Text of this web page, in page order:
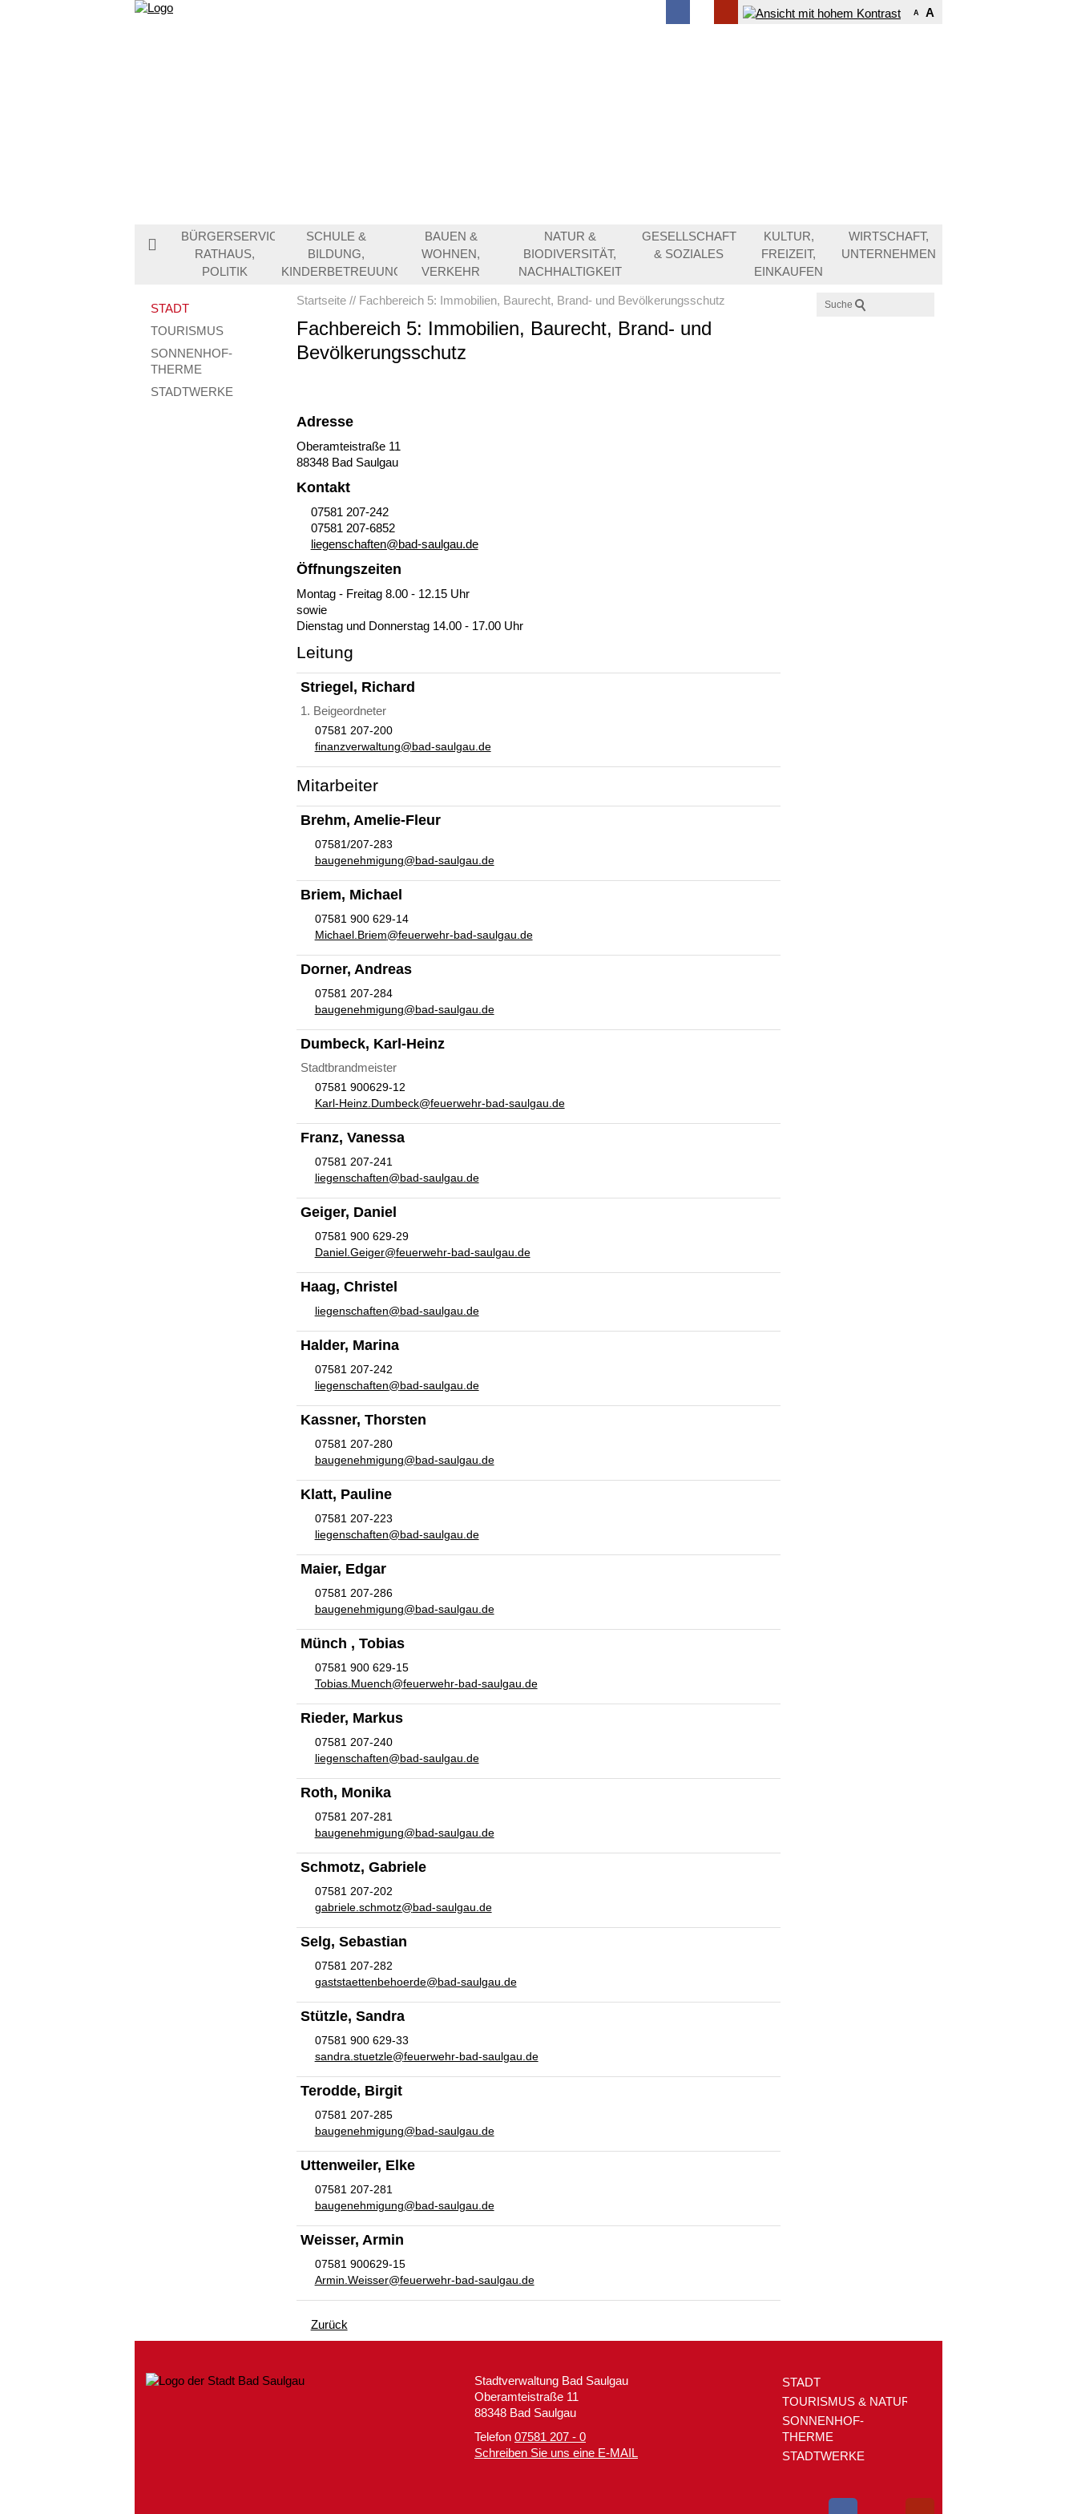
A A
BÜRGERSERVICE,
RATHAUS,
POLITIK
SCHULE &
BILDUNG,
KINDERBETREUUNG
BAUEN &
WOHNEN,
VERKEHR
NATUR &
BIODIVERSITÄT,
NACHHALTIGKEIT
GESELLSCHAFT
& SOZIALES
KULTUR,
FREIZEIT,
EINKAUFEN
WIRTSCHAFT,
UNTERNEHMEN
STADT
TOURISMUS
SONNENHOF-
THERME
STADTWERKE
Startseite Fachbereich 5: Immobilien, Baurecht, Brand- und Bevölkerungsschutz
Fachbereich 5: Immobilien, Baurecht, Brand- und
Bevölkerungsschutz
Adresse
Oberamteistraße 11
88348 Bad Saulgau
Kontakt
07581 207-242
07581 207-6852
liegenschaften@bad-saulgau.de
Öffnungszeiten
Montag - Freitag 8.00 - 12.15 Uhr
sowie
Dienstag und Donnerstag 14.00 - 17.00 Uhr
Leitung
Striegel, Richard
1. Beigeordneter
07581 207-200
finanzverwaltung@bad-saulgau.de
Mitarbeiter
Brehm, Amelie-Fleur
07581/207-283
baugenehmigung@bad-saulgau.de
Briem, Michael
07581 900 629-14
Michael.Briem@feuerwehr-bad-saulgau.de
Dorner, Andreas
07581 207-284
baugenehmigung@bad-saulgau.de
Dumbeck, Karl-Heinz
Stadtbrandmeister
07581 900629-12
Karl-Heinz.Dumbeck@feuerwehr-bad-saulgau.de
Franz, Vanessa
07581 207-241
liegenschaften@bad-saulgau.de
Geiger, Daniel
07581 900 629-29
Daniel.Geiger@feuerwehr-bad-saulgau.de
Haag, Christel
liegenschaften@bad-saulgau.de
Halder, Marina
07581 207-242
liegenschaften@bad-saulgau.de
Kassner, Thorsten
07581 207-280
baugenehmigung@bad-saulgau.de
Klatt, Pauline
07581 207-223
liegenschaften@bad-saulgau.de
Maier, Edgar
07581 207-286
baugenehmigung@bad-saulgau.de
Münch , Tobias
07581 900 629-15
Tobias.Muench@feuerwehr-bad-saulgau.de
Rieder, Markus
07581 207-240
liegenschaften@bad-saulgau.de
Roth, Monika
07581 207-281
baugenehmigung@bad-saulgau.de
Schmotz, Gabriele
07581 207-202
gabriele.schmotz@bad-saulgau.de
Selg, Sebastian
07581 207-282
gaststaettenbehoerde@bad-saulgau.de
Stützle, Sandra
07581 900 629-33
sandra.stuetzle@feuerwehr-bad-saulgau.de
Terodde, Birgit
07581 207-285
baugenehmigung@bad-saulgau.de
Uttenweiler, Elke
07581 207-281
baugenehmigung@bad-saulgau.de
Weisser, Armin
07581 900629-15
Armin.Weisser@feuerwehr-bad-saulgau.de
Zurück
Suche
Stadtverwaltung Bad Saulgau
Oberamteistraße 11
88348 Bad Saulgau
Telefon 07581 207 - 0
Schreiben Sie uns eine E-MAIL
STADT
TOURISMUS & NATUR
SONNENHOF-
THERME
STADTWERKE